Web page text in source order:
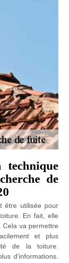
de
être utilisée pour
En fait, elle
Cela va permettre
et plus
de la toiture.
d'informations.